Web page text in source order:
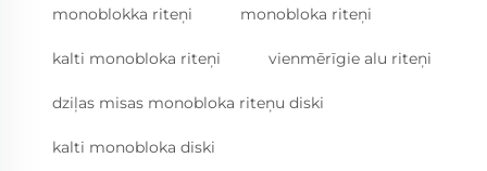
monoblokka riteņi monobloka riteņi
kalti monobloka riteņi vienmērīgie alu riteņi
dziļas misas monobloka riteņu diski
kalti monobloka diski